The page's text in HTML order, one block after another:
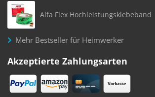
Alfa Flex Hochleistungsklebeband
Mehr Bestseller für Heimwerker
Akzeptierte Zahlungsarten